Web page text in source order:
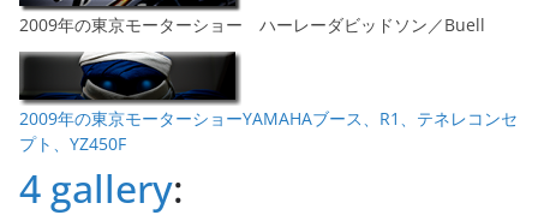
2009年の東京モーターショー ハーレーダビッドソン／Buell
2009年の東京モーターショーYAMAHAブース、R1、テネレコンセ
プト、YZ450F
4 gallery: